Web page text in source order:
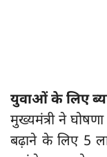
युवाओं के लिए
मुख्यमंत्री ने
बढ़ाने के लिए 5